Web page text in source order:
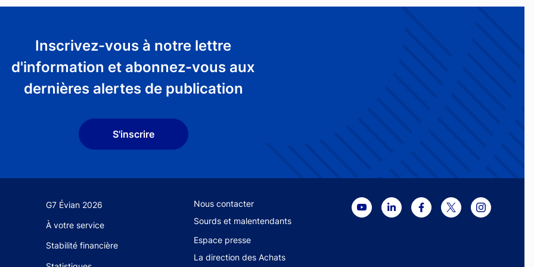
Inscrivez-vous à notre lettre
d'information et abonnez-vous aux
dernières alertes de publication
S'inscrire
G7 Évian 2026
À votre service
Stabilité financière
Footer secondary menu
Nous contacter
Sourds et malentendants
Espace presse
La direction des Achats